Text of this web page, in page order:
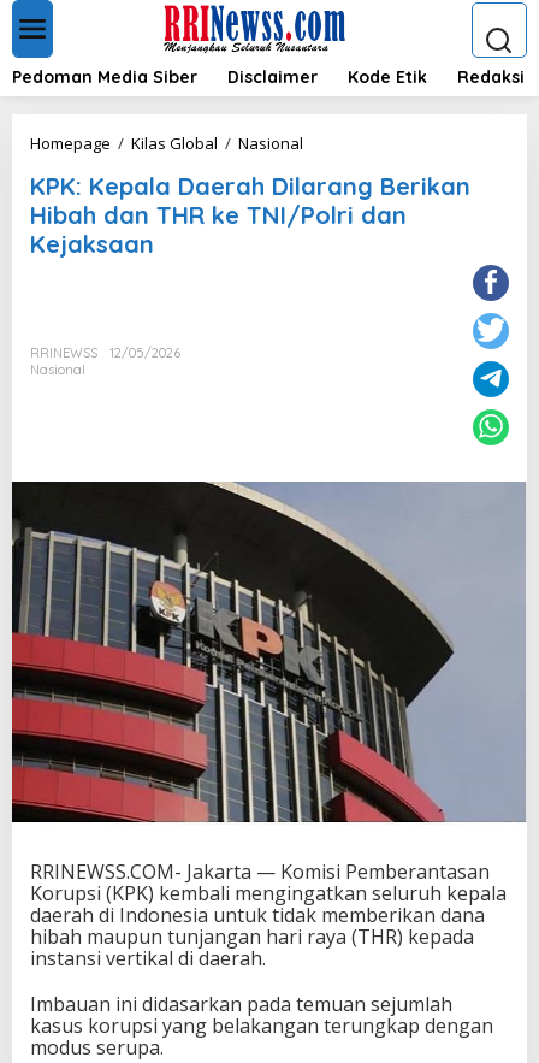
t
Pedoman Media Siber Disclaimer Kode Etik Redaksi
Homepage / Kilas Global / Nasional
K
:
K
D
i
l
a
n
g
B
e
r
i
k
a
n
H
a
h
d
a
H
R
KPK: Kepala Daerah Dilarang Berikan
Hibah dan THR ke TNI/Polri dan
Kejaksaan
RRINEWSS
12/05/2026
Nasional
RRINEWSS.COM- Jakarta — Komisi Pemberantasan
Korupsi (KPK) kembali mengingatkan seluruh kepala
daerah di Indonesia untuk tidak memberikan dana
hibah maupun tunjangan hari raya (THR) kepada
instansi vertikal di daerah.
Imbauan ini didasarkan pada temuan sejumlah
kasus korupsi yang belakangan terungkap dengan
modus serupa.